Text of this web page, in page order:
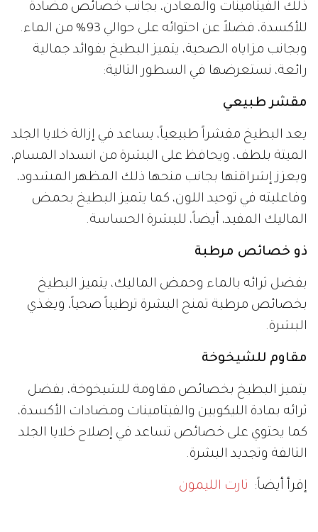
ذلك الفيتامينات والمعادن، بجانب خصائص مضادة
للأكسدة، فضلاً عن احتوائه على حوالي 93% من الماء.
وبجانب مزاياه الصحية، يتميز البطيخ بفوائد جمالية
رائعة، نستعرضها في السطور التالية:
مقشر طبيعي
يعد البطيخ مقشراً طبيعياً، يساعد في إزالة خلايا الجلد
الميتة بلطف، ويحافظ على البشرة من انسداد المسام،
ويعزز إشراقتها بجانب منحها ذلك المظهر المشدود،
وفاعليته في توحيد اللون، كما يتميز البطيخ بحمض
الماليك المفيد، أيضاً، للبشرة الحساسة.
ذو خصائص مرطبة
بفضل ثرائه بالماء وحمض الماليك، يتميز البطيخ
بخصائص مرطبة تمنح البشرة ترطيباً صحياً، ويغذي
البشرة.
مقاوم للشيخوخة
يتميز البطيخ بخصائص مقاومة للشيخوخة، بفضل
ثرائه بمادة الليكوبين والفيتامينات ومضادات الأكسدة،
كما يحتوي على خصائص تساعد في إصلاح خلايا الجلد
التالفة وتجديد البشرة.
إقرأ أيضاً: تارت الليمون